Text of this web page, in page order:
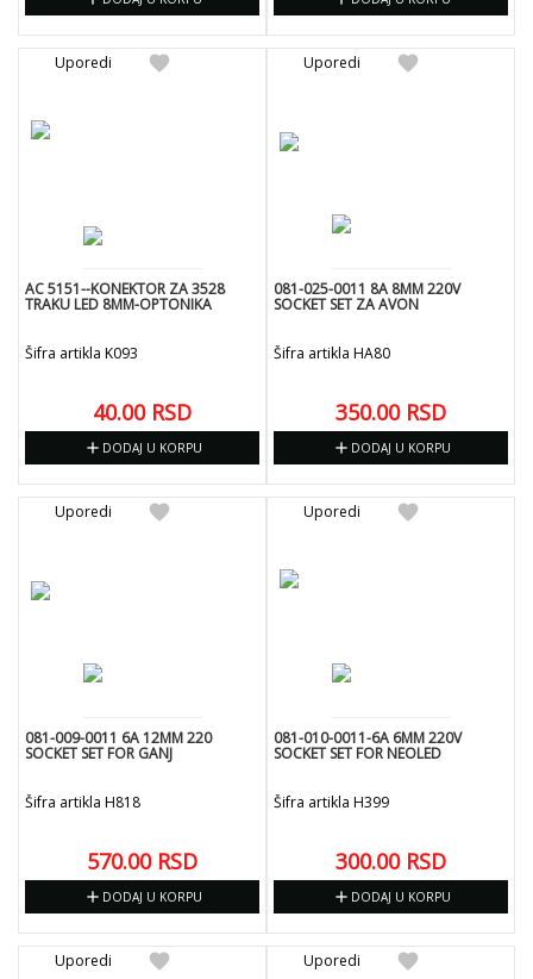
favorite
Uporedi
AC 5151--KONEKTOR ZA 3528
TRAKU LED 8MM-OPTONIKA
Šifra artikla K093
40.00 RSD
add DODAJ U KORPU
favorite
Uporedi
081-025-0011 8A 8MM 220V
SOCKET SET ZA AVON
Šifra artikla HA80
350.00 RSD
add DODAJ U KORPU
favorite
Uporedi
081-009-0011 6A 12MM 220
SOCKET SET FOR GANJ
Šifra artikla H818
570.00 RSD
add DODAJ U KORPU
favorite
Uporedi
081-010-0011-6A 6MM 220V
SOCKET SET FOR NEOLED
Šifra artikla H399
300.00 RSD
add DODAJ U KORPU
favorite
Uporedi favorite
Uporedi